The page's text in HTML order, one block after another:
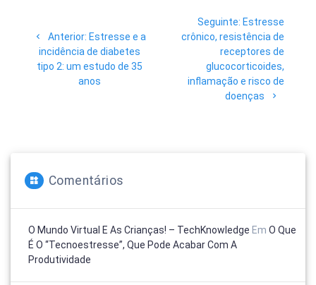
de
Post
Anterior: Post
anterior:
Estresse e a
incidência de diabetes
tipo 2: um estudo de 35
anos
Seguinte: Post
seguinte:
Estresse
crônico, resistência de
receptores de
glucocorticoides,
inflamação e risco de
doenças
Comentários
O Mundo Virtual E As Crianças! – TechKnowledge Em O Que
É O “tecnoestresse”, Que Pode Acabar Com A
Produtividade